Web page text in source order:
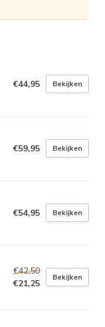
€44,95 Bekijken
€59,95 Bekijken
€54,95 Bekijken
€42,50
€21,25
Bekijken